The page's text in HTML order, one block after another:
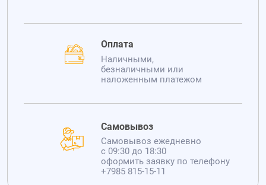
Оплата
Наличными,
безналичными или
наложенным платежом
Самовывоз
Самовывоз ежедневно
с 09:30 до 18:30
оформить заявку по телефону
+7985 815-15-11